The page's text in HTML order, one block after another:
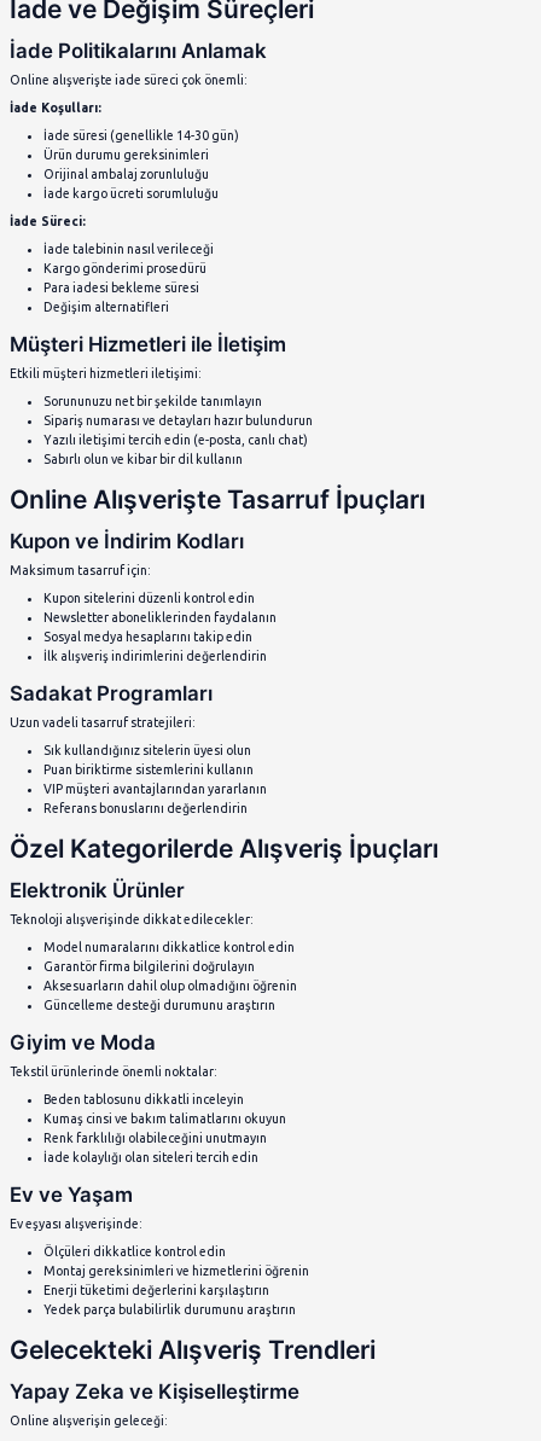
Uyumluluk gereksinimlerini değerlendirin
Yedek parça ve aksesuar durumunu araştırın
2. En İyi Alışveriş Zamanları
Zamanlama, online alışverişte büyük tasarruf sağlar:
Mevsimsel İndirimler:
Sezon sonu indirimleri
Yaz ve kış solukları
Özel gün kampanyaları (Anneler Günü, Sevgililer Günü)
Haftalık Döngüler:
Salı-Çarşamba günleri genellikle daha uygun
Hafta sonu premium fiyatlarından kaçının
Gece yarısı sonrası fiyat güncellemelerini takip edin
Mobil Alışveriş İpuçları
Mobil Güvenlik Önlemleri
Telefon üzerinden alışveriş yaparken dikkat edilmesi
Güvenilir Wi-Fi ağları kullanın
Mobil uygulamaları resmi kaynaklardan indirin
Otomatik şifre kaydetme özelliklerini dikkatli kullanın
Mobil Uygulama vs Web Site
Mobil Uygulamaların Avantajları:
Daha hızlı yükleme süreleri
Push bildirimleri ile özel fırsatlar
Kolay tekrar satın alma
Çevrimdışı ürün görüntüleme
Web Sitelerinin Avantajları:
Daha detaylı ürün karşılaştırması
Çoklu sekme kullanım kolaylığı
İade ve Değişim Süreçleri
İade Politikalarını Anlamak
Online alışverişte iade süreci çok önemli:
İade Koşulları:
İade süresi (genellikle 14-30 gün)
Ürün durumu gereksinimleri
Orijinal ambalaj zorunluluğu